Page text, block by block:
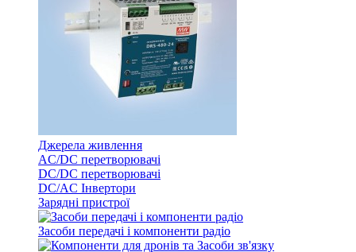
Джерела живлення
AC/DC перетворювачі
DC/DC перетворювачі
DC/AC Інвертори
Зарядні пристрої
Засоби передачі і компоненти радіо